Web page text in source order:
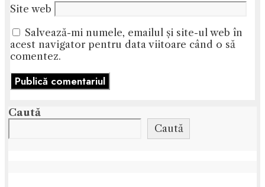
Site web
Salvează-mi numele, emailul și site-ul web în
acest navigator pentru data viitoare când o să
comentez.
Caută
Caută